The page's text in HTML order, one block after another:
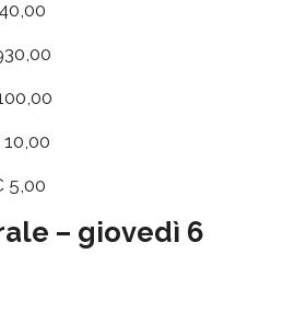
5,00
– giovedì 6